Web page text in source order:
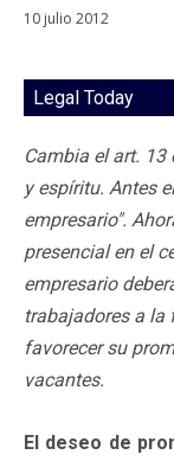
10 julio 2012
Legal Today
Cambia el art. 13
y espíritu. Antes
empresario".
presencial en el
empresario
trabajadores a
favorecer su
vacantes.
El deseo de